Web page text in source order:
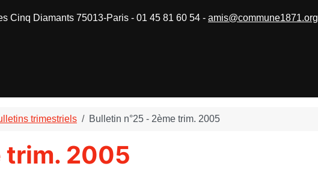
trimestriels Bulletin n°25 - 2ème trim. 2005
trim. 2005
Diamants 75013-Paris - 01 45 81 60 54 - amis@commune1871.org